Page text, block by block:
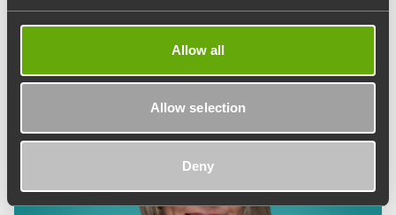
Allow all
Allow selection
Deny
viestintäministerin erityisavustajana.